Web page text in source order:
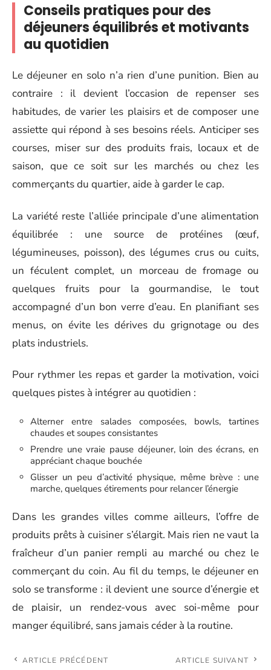
Conseils pratiques pour des
déjeuners équilibrés et motivants
au quotidien
Le déjeuner en solo n’a rien d’une punition. Bien au
contraire : il devient l’occasion de repenser ses
habitudes, de varier les plaisirs et de composer une
assiette qui répond à ses besoins réels. Anticiper ses
courses, miser sur des produits frais, locaux et de
saison, que ce soit sur les marchés ou chez les
commerçants du quartier, aide à garder le cap.
La variété reste l’alliée principale d’une alimentation
équilibrée : une source de protéines (œuf,
légumineuses, poisson), des légumes crus ou cuits,
un féculent complet, un morceau de fromage ou
quelques fruits pour la gourmandise, le tout
accompagné d’un bon verre d’eau. En planifiant ses
menus, on évite les dérives du grignotage ou des
plats industriels.
Pour rythmer les repas et garder la motivation, voici
quelques pistes à intégrer au quotidien :
Alterner entre salades composées, bowls, tartines
chaudes et soupes consistantes
Prendre une vraie pause déjeuner, loin des écrans, en
appréciant chaque bouchée
Glisser un peu d’activité physique, même brève : une
marche, quelques étirements pour relancer l’énergie
Dans les grandes villes comme ailleurs, l’offre de
produits prêts à cuisiner s’élargit. Mais rien ne vaut la
fraîcheur d’un panier rempli au marché ou chez le
commerçant du coin. Au fil du temps, le déjeuner en
solo se transforme : il devient une source d’énergie et
de plaisir, un rendez-vous avec soi-même pour
manger équilibré, sans jamais céder à la routine.
ARTICLE PRÉCÉDENT ARTICLE SUIVANT